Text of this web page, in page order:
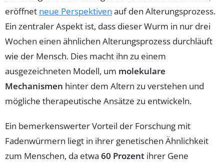
eröffnet neue Perspektiven auf den Alterungsprozess.
Ein zentraler Aspekt ist, dass dieser Wurm in nur drei
Wochen einen ähnlichen Alterungsprozess durchläuft
wie der Mensch. Dies macht ihn zu einem
ausgezeichneten Modell, um molekulare
Mechanismen hinter dem Altern zu verstehen und
mögliche therapeutische Ansätze zu entwickeln.
Ein bemerkenswerter Vorteil der Forschung mit
Fadenwürmern liegt in ihrer genetischen Ähnlichkeit
zum Menschen, da etwa 60 Prozent ihrer Gene